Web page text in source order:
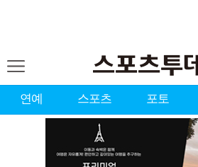
연예 스포츠 포토